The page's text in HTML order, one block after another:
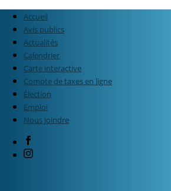
Accueil
Avis publics
Actualités
Calendrier
Carte interactive
Compte de taxes en ligne
Élection
Emploi
Nous joindre